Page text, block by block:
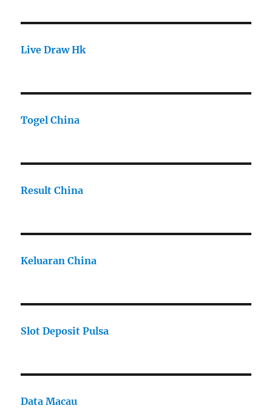
Live Draw Hk
Togel China
Result China
Keluaran China
Slot Deposit Pulsa
Data Macau